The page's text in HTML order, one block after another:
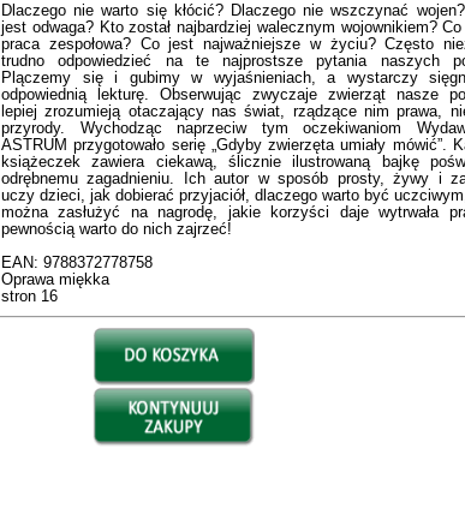
Dlaczego nie warto się kłócić? Dlaczego nie wszczynać
jest odwaga? Kto został najbardziej walecznym wojownikiem?
praca zespołowa? Co jest najważniejsze w życiu? Często
trudno odpowiedzieć na te najprostsze pytania naszych
Plączemy się i gubimy w wyjaśnieniach, a wystarczy
odpowiednią lekturę. Obserwując zwyczaje zwierząt nasze
lepiej zrozumieją otaczający nas świat, rządzące nim prawa,
przyrody. Wychodząc naprzeciw tym oczekiwaniom
ASTRUM przygotowało serię „Gdyby zwierzęta umiały mówić”.
książeczek zawiera ciekawą, ślicznie ilustrowaną bajkę
odrębnemu zagadnieniu. Ich autor w sposób prosty, żywy i
uczy dzieci, jak dobierać przyjaciół, dlaczego warto być
można zasłużyć na nagrodę, jakie korzyści daje wytrwała
pewnością warto do nich zajrzeć!
EAN: 9788372778758
Oprawa miękka
stron 16